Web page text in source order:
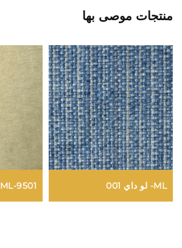
منتجات موصى بها
ML- لو داي 001 ML-9501